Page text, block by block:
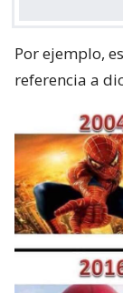
Por ejemplo,
referencia a